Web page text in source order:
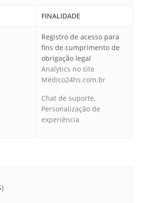
FINALIDADE
Registro de acesso para
fins de cumprimento de
obrigação legal
Analytics no site
Médico24hs.com.br
Chat de suporte,
Personalização de
experiência